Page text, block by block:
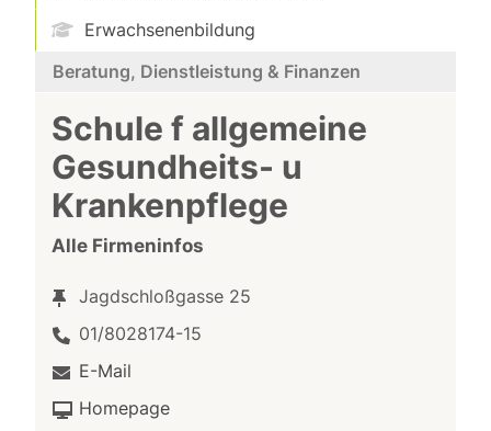
Erwachsenenbildung
Beratung, Dienstleistung & Finanzen
Schule f allgemeine
Gesundheits- u
Krankenpflege
Alle Firmeninfos
Jagdschloßgasse 25
01/8028174-15
E-Mail
Homepage